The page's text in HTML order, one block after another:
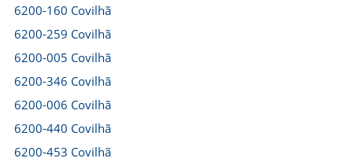
6200-160 Covilhã
6200-259 Covilhã
6200-005 Covilhã
6200-346 Covilhã
6200-006 Covilhã
6200-440 Covilhã
6200-453 Covilhã